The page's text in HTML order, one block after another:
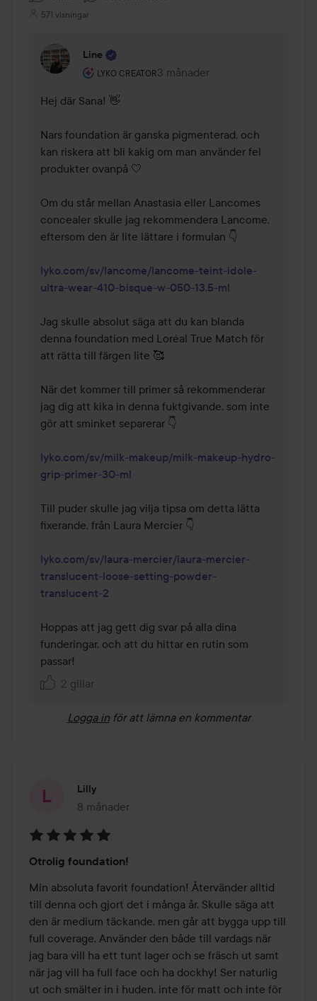
571 visningar
Line
LYKO CREATOR
Användarens roll: Lyko Creator.
3 månader
Kommentaren lades 3 månader
Hej där Sana! 👋
Nars foundation är ganska pigmenterad, och
kan riskera att bli kakig om man använder fel
produkter ovanpå 🤍
Om du står mellan Anastasia eller Lancomes
concealer skulle jag rekommendera Lancome,
eftersom den är lite lättare i formulan 👇
lyko.com/sv/lancome/lancome-teint-idole-
ultra-wear-410-bisque-w-050-13.5-ml
Jag skulle absolut säga att du kan blanda
denna foundation med Loréal True Match för
att rätta till färgen lite 🥰
När det kommer till primer så rekommenderar
jag dig att kika in denna fuktgivande, som inte
gör att sminket separerar 👇
lyko.com/sv/milk-makeup/milk-makeup-hydro-
grip-primer-30-ml
Till puder skulle jag vilja tipsa om detta lätta
fixerande, från Laura Mercier 👇
lyko.com/sv/laura-mercier/laura-mercier-
translucent-loose-setting-powder-
translucent-2
Hoppas att jag gett dig svar på alla dina
funderingar, och att du hittar en rutin som
passar!
2 gillar
Logga in för att lämna en kommentar
Lilly
8 månader
Inlägget skapades 8 månader
5
av
5
Otrolig foundation!
Min absoluta favorit foundation! Återvänder alltid
till denna och gjort det i många år. Skulle säga att
den är medium täckande, men går att bygga upp till
full coverage. Använder den både till vardags när
jag bara vill ha ett tunt lager och se fräsch ut samt
när jag vill ha full face och ha dockhy! Ser naturlig
ut och smälter in i huden, inte för matt och inte för